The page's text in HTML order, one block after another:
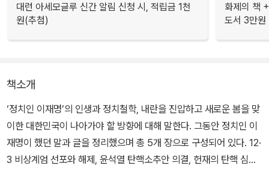
대런 아세모글루 신간 알림 신청 시, 적립금 1천
원(추첨)
화제의 책
도서 3만원
책소개
‘정치인 이재명’의 인생과 정치철학, 내란을 진압하고 새로운 봄을 맞
이한 대한민국이 나아가야 할 방향에 대해 말한다. 그동안 정치인 이
재명이 했던 말과 글을 정리했으며 총 5개 장으로 구성되어 있다. 12·
3 비상계엄 선포와 해제, 윤석열 탄핵소추안 의결, 헌재의 탄핵 심판